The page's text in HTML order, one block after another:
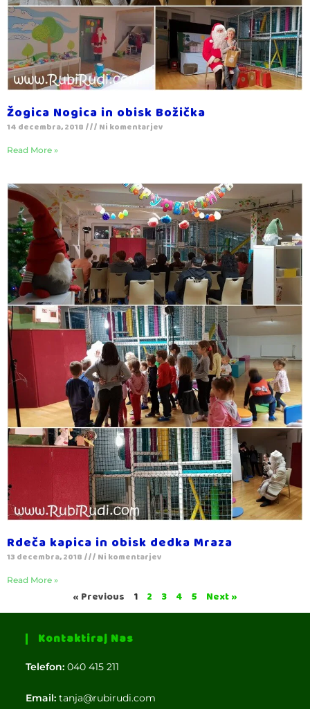
Žogica Nogica in obisk Božička
14 decembra, 2018 Ni komentarjev
Read More »
Rdeča kapica in obisk dedka Mraza
13 decembra, 2018 Ni komentarjev
Read More »
« Previous 1 2 3 4 5 Next »
Kontaktiraj Nas
Telefon: 040 415 211
Email: tanja@rubirudi.com